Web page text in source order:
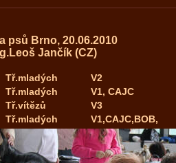
psů Brno, 20.06.2010
Jančík (CZ)
Tř.mladých
V2
Tř.mladých
V1, CAJC
Tř.vítězů
V3
Tř.mladých V1,CAJC,BOB,